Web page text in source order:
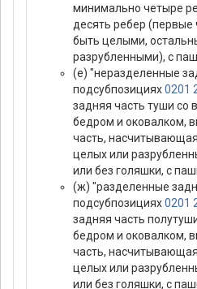
минимально четыре
десять ребер
быть целыми,
разрубленными), с
(е) "неразделенные
подсубпозициях0201
задняя часть туши со
бедром и оковалком,
часть,
целых или
или без голяшки, с
(ж) "разделенные
подсубпозициях0201
задняя часть
бедром и оковалком,
часть,
целых или
или без голяшки, с